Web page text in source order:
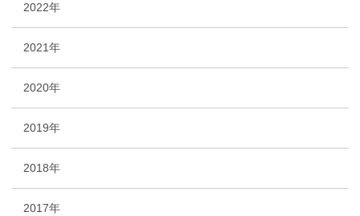
2022年
2021年
2020年
2019年
2018年
2017年